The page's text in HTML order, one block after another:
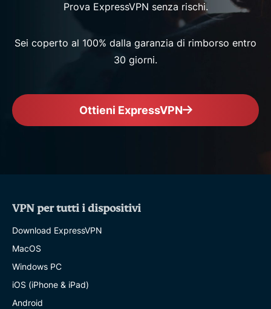
Prova ExpressVPN senza rischi.
Sei coperto al 100% dalla garanzia di rimborso entro
30 giorni.
Ottieni ExpressVPN
VPN per tutti i dispositivi
Download ExpressVPN
MacOS
Windows PC
iOS (iPhone & iPad)
Android